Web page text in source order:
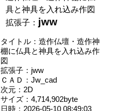
具と神具を入れ込み作図
拡張子： jww
タイトル：造作仏壇・造作神
棚に仏具と神具を入れ込み作
図
拡張子：jww
ＣＡＤ：Jw_cad
次元：2D
サイズ：4,714,902byte
日時：2026-05-10 08:49:03